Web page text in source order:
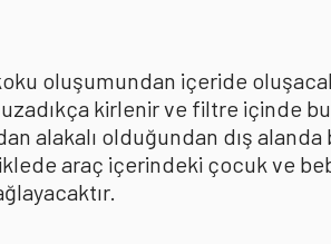
oluşumundan içeride
kirlenir ve filtre içinde
alakalı olduğundan dış alanda
araç içerindeki çocuk ve